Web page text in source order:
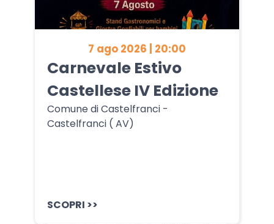
7 ago 2026 | 20:00
Carnevale Estivo
Castellese IV Edizione
Comune di Castelfranci -
Castelfranci ( AV)
SCOPRI >>